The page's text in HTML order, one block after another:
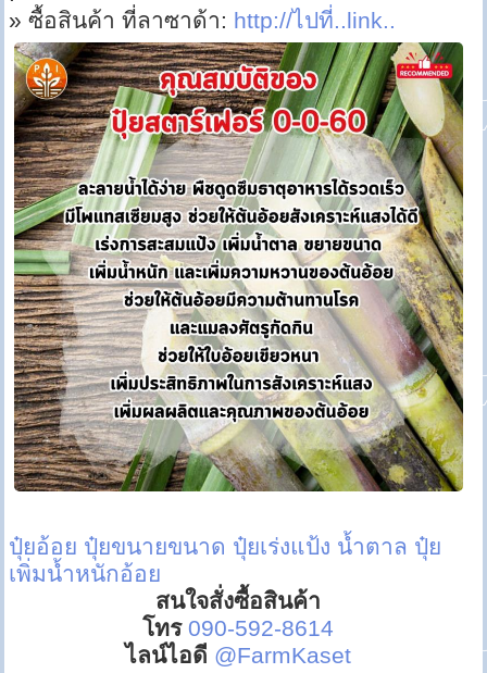
» ซื้อสินค้า ที่ลาซาด้า: http://ไปที่..link..
ปุ๋ยอ้อย ปุ๋ยขนายขนาด ปุ๋ยเร่งแป้ง น้ำตาล ปุ๋ย
เพิ่มน้ำหนักอ้อย
สนใจสั่งซื้อสินค้า
โทร 090-592-8614
ไลน์ไอดี @FarmKaset